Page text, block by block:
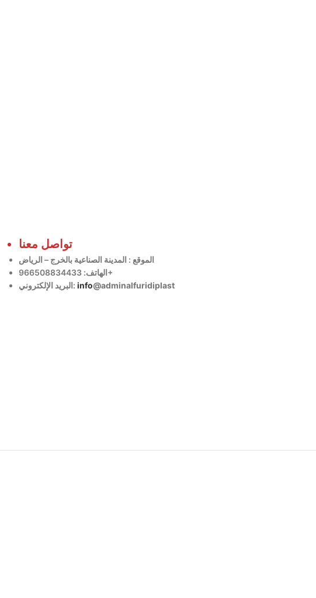
تواصل معنا
الموقع : المدينة الصناعية بالخرج – الرياض
الهاتف: 966508834433+
البريد الإلكتروني: info@adminalfuridiplast